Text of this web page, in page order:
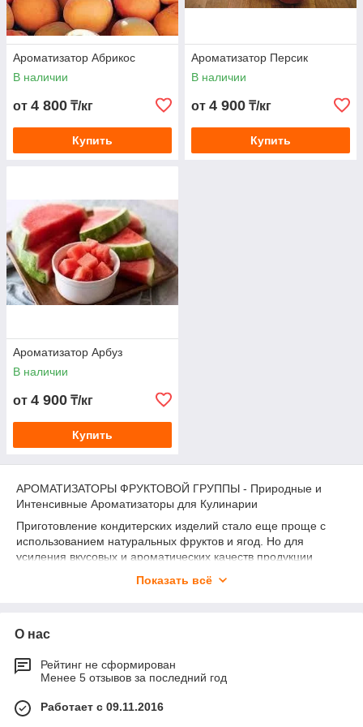
Ароматизатор Абрикос
В наличии
от 4 800 ₸/кг
Купить
Ароматизатор Персик
В наличии
от 4 900 ₸/кг
Купить
Ароматизатор Арбуз
В наличии
от 4 900 ₸/кг
Купить
АРОМАТИЗАТОРЫ ФРУКТОВОЙ ГРУППЫ - Природные и
Интенсивные Ароматизаторы для Кулинарии
Приготовление кондитерских изделий стало еще проще с
использованием натуральных фруктов и ягод. Но для
усиления вкусовых и ароматических качеств продукции
фруктовые. Купить их можно как для домашнего, так и для
сладких спредов и батончиков. Придайте своим
продуктам натуральный, полезный и вкусный аромат
Вишня - совершенный баланс сладкого и кислого,
Показать всё
О нас
Рейтинг не сформирован
Менее 5 отзывов за последний год
Работает с 09.11.2016